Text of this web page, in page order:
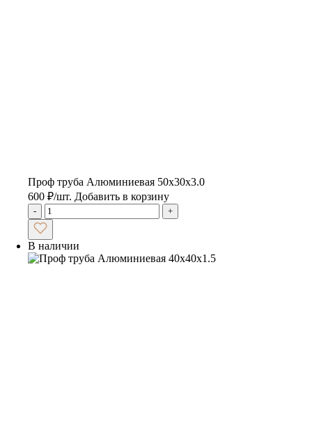
Проф труба Алюминиевая 50х30х3.0
600 ₽/шт. Добавить в корзину
- +
В наличии